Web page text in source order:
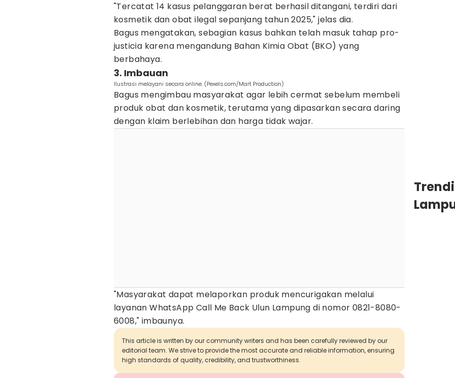
"Tercatat 14 kasus pelanggaran berat berhasil ditangani, terdiri dari
kosmetik dan obat ilegal sepanjang tahun 2025," jelas dia.
Bagus mengatakan, sebagian kasus bahkan telah masuk tahap pro-
justicia karena mengandung Bahan Kimia Obat (BKO) yang
berbahaya.
3. Imbauan
Ilustrasi melayani secara online. (Pexels.com/Mart Production)
Bagus mengimbau masyarakat agar lebih cermat sebelum membeli
produk obat dan kosmetik, terutama yang dipasarkan secara daring
dengan klaim berlebihan dan harga tidak wajar.
"Masyarakat dapat melaporkan produk mencurigakan melalui
layanan WhatsApp Call Me Back Ulun Lampung di nomor 0821-8080-
6008," imbaunya.
This article is written by our community writers and has been carefully reviewed by our
editorial team. We strive to provide the most accurate and reliable information, ensuring
high standards of quality, credibility, and trustworthiness.